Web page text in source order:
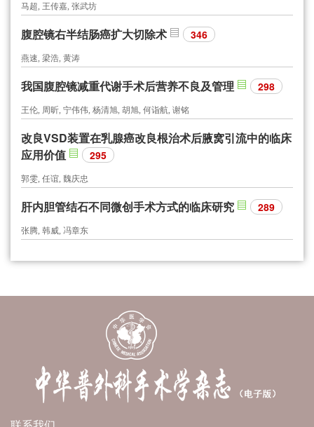
马超, 王传嘉, 张武坊
腹腔镜右半结肠癌扩大切除术 346
燕速, 梁浩, 黄涛
我国腹腔镜减重代谢手术后营养不良及管理 298
王伦, 周昕, 宁伟伟, 杨清旭, 胡旭, 何诣航, 谢铭
改良VSD装置在乳腺癌改良根治术后腋窝引流中的临床
应用价值
295
郭雯, 任谊, 魏庆忠
肝内胆管结石不同微创手术方式的临床研究 289
张腾, 韩威, 冯章东